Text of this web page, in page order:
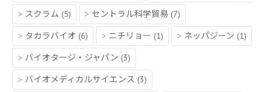
スクラム (5) セントラル科学貿易 (7)
タカラバイオ (6) ニチリョー (1) ネッパジーン (1)
バイオタージ・ジャパン (3)
バイオメディカルサイエンス (3)